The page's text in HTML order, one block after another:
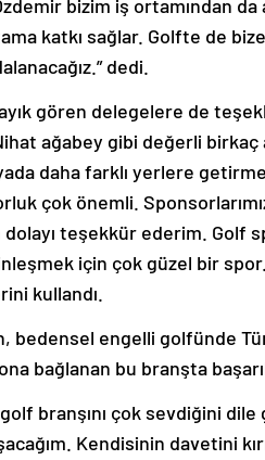
bizim iş ortamından
katkı sağlar. Golfte de
dedi.
gören delegelere de
ağabey gibi değerli birkaç
daha farklı yerlere
çok önemli.
teşekkür ederim. Golf
için çok güzel bir
kullandı.
bedensel engelli golfünde
bağlanan bu branşta
branşını çok sevdiğini dile
Kendisinin davetini